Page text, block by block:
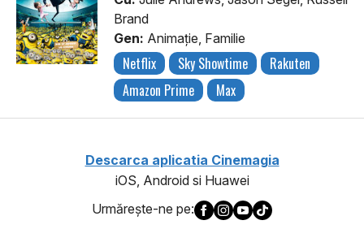
Brand
Gen: Animaţie, Familie
Netflix Sky Showtime
Rakuten
Amazon Prime
Max
Descarca aplicatia Cinemagia
iOS, Android si Huawei
Urmăreşte-ne pe: